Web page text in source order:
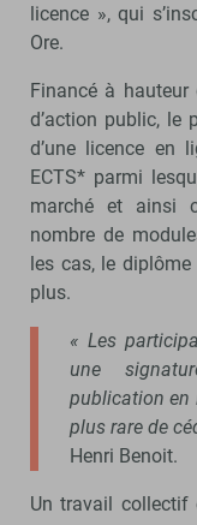
licence », qui
Ore.
Financé à
d’action public, le
d’une licence en
ECTS* parmi
marché et ainsi
nombre de
les cas, le
plus.
« Les
une
publication en
plus rare de
Henri Benoit.
Un travail collectif